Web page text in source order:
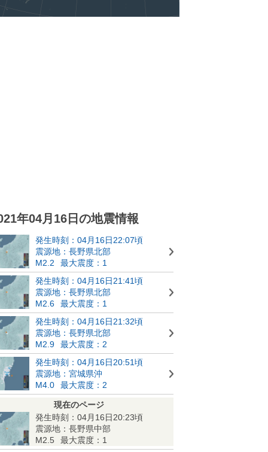
年04月16日の地震情報
発生時刻：04月16日22:07頃
震源地：長野県北部
M2.2
最大震度：1
発生時刻：04月16日21:41頃
震源地：長野県北部
M2.6
最大震度：1
発生時刻：04月16日21:32頃
震源地：長野県北部
M2.9
最大震度：2
発生時刻：04月16日20:51頃
震源地：宮城県沖
M4.0
最大震度：2
現在のページ
発生時刻：04月16日20:23頃
震源地：長野県中部
M2.5
最大震度：1